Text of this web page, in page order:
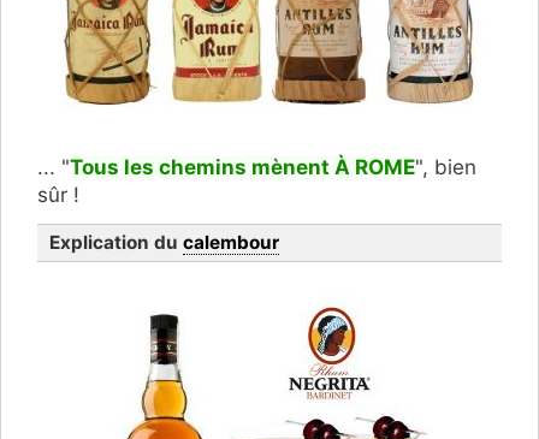
... "Tous les chemins mènent À ROME", bien
sûr !
Explication du calembour